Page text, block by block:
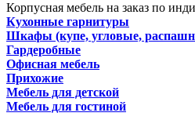
Корпусная мебель на заказ по
Кухонные гарнитуры
Шкафы (купе, угловые,
Гардеробные
Офисная мебель
Прихожие
Мебель для детской
Мебель для гостиной